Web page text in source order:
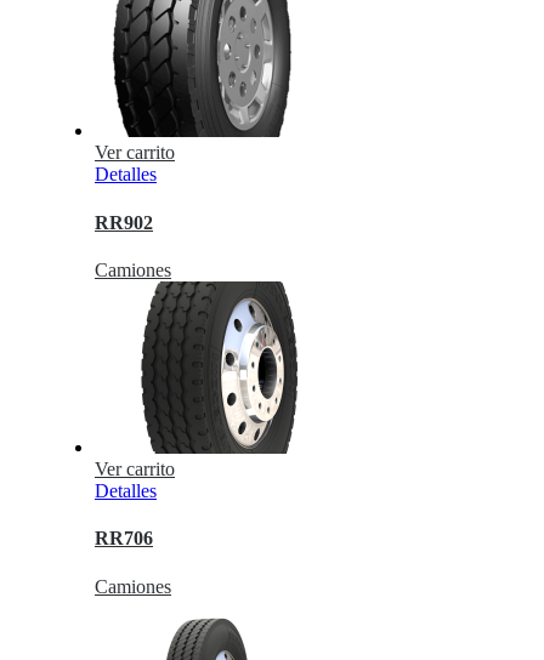
Ver carrito
Detalles
RR902
Camiones
Ver carrito
Detalles
RR706
Camiones